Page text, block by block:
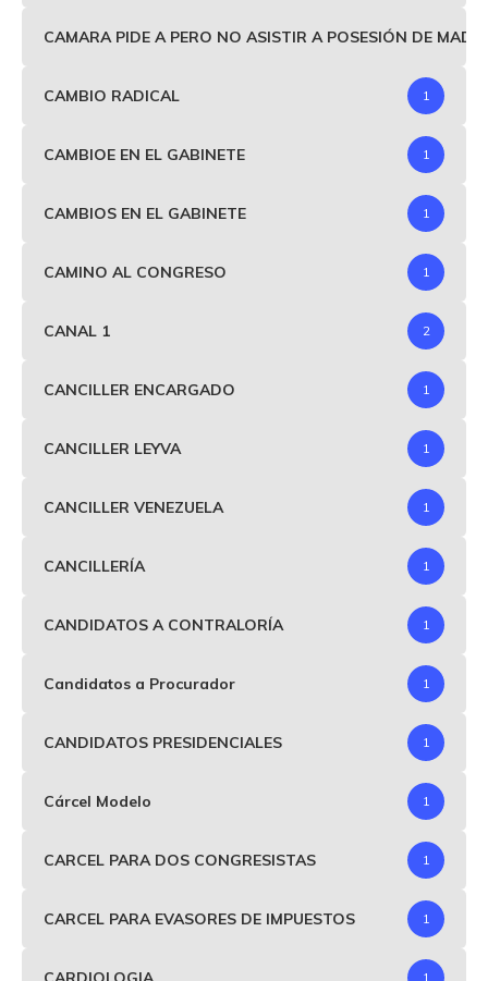
CAMARA PIDE A PERO NO ASISTIR A POSESIÓN DE
CAMBIO RADICAL 1
CAMBIOE EN EL GABINETE 1
CAMBIOS EN EL GABINETE 1
CAMINO AL CONGRESO 1
CANAL 1 2
CANCILLER ENCARGADO 1
CANCILLER LEYVA 1
CANCILLER VENEZUELA 1
CANCILLERÍA 1
CANDIDATOS A CONTRALORÍA 1
Candidatos a Procurador 1
CANDIDATOS PRESIDENCIALES 1
Cárcel Modelo 1
CARCEL PARA DOS CONGRESISTAS 1
CARCEL PARA EVASORES DE IMPUESTOS 1
1